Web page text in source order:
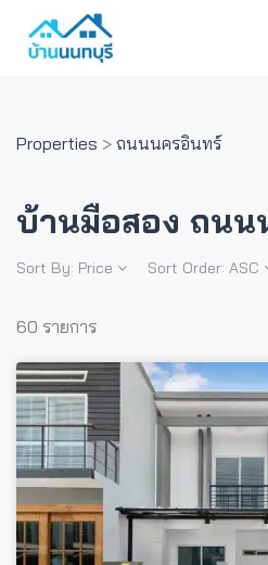
Properties > ถนนนครอินทร์
บ้านมือสอง ถนน
Sort By: Price Sort Order: ASC
60 รายการ